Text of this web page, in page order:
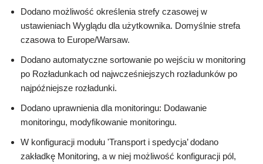
Dodano możliwość określenia strefy czasowej w
ustawieniach Wyglądu dla użytkownika. Domyślnie strefa
czasowa to Europe/Warsaw.
Dodano automatyczne sortowanie po wejściu w monitoring
po Rozładunkach od najwcześniejszych rozładunków po
najpóźniejsze rozładunki.
Dodano uprawnienia dla monitoringu: Dodawanie
monitoringu, modyfikowanie monitoringu.
W konfiguracji modułu 'Transport i spedycja’ dodano
zakładkę Monitoring, a w niej możliwość konfiguracji pól,